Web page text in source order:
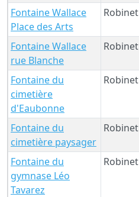
Fontaine Wallace
Place des Arts
Robinet
Fontaine Wallace
rue Blanche
Robinet
Fontaine du
cimetière
d'Eaubonne
Robinet
Fontaine du
cimetière paysager
Robinet
Fontaine du
gymnase Léo
Tavarez
Robinet